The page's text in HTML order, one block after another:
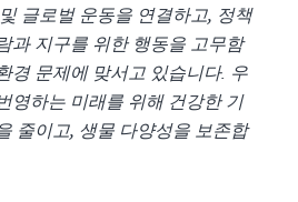
글로벌 운동을 연결하고, 정책
과 지구를 위한 행동을 고무함
경 문제에 맞서고 있습니다. 우
영하는 미래를 위해 건강한 기
줄이고, 생물 다양성을 보존합